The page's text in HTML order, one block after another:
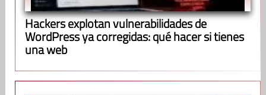
Hackers explotan vulnerabilidades de
WordPress ya corregidas: qué hacer si tienes
una web